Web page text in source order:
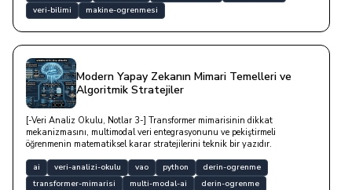
veri-bilimi
makine-ogrenmesi
Modern Yapay Zekanın Mimari Temelleri ve
Algoritmik Stratejiler
[-Veri Analiz Okulu, Notlar 3-] Transformer mimarisinin dikkat
mekanizmasını, multimodal veri entegrasyonunu ve pekiştirmeli
öğrenmenin matematiksel karar stratejilerini teknik bir yazıdır.
ai veri-analizi-okulu vao python
derin-ogrenme
transformer-mimarisi
multi-modal-ai
derin-ogrenme